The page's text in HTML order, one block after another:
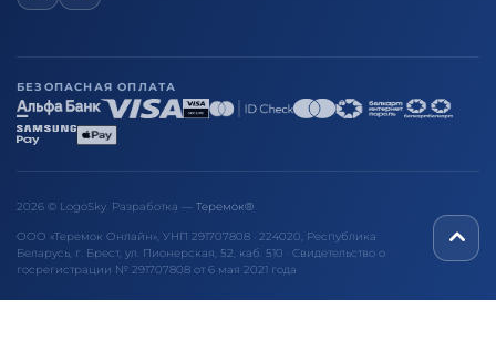
БЕЗОПАСНАЯ ОПЛАТА
2026 © LogoSky. Разработка — Теремок®
ООО «Теремок Онлайн», УНП 291707808 · 224020, Республика
Беларусь, г. Брест, ул. Пионерская, 52, каб. 510 · Свидетельство о
госрегистрации № 291707808 от 6 мая 2021 года